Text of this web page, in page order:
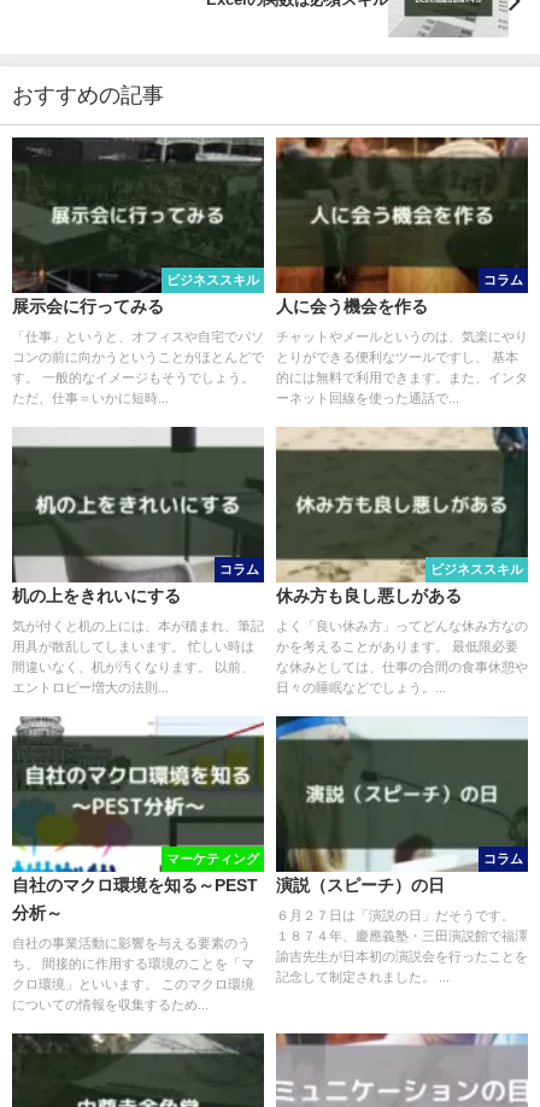
おすすめの記事
ビジネススキル
展示会に行ってみる
「仕事」というと、オフィスや自宅でパソ
コンの前に向かうということがほとんどで
す。 一般的なイメージもそうでしょう。
ただ、仕事＝いかに短時...
コラム
人に会う機会を作る
チャットやメールというのは、気楽にやり
とりができる便利なツールですし、 基本
的には無料で利用できます。また、インタ
ーネット回線を使った通話で...
コラム
机の上をきれいにする
気が付くと机の上には、本が積まれ、筆記
用具が散乱してしまいます。 忙しい時は
間違いなく、机が汚くなります。 以前、
エントロピー増大の法則...
ビジネススキル
休み方も良し悪しがある
よく「良い休み方」ってどんな休み方なの
かを考えることがあります。 最低限必要
な休みとしては、仕事の合間の食事休憩や
日々の睡眠などでしょう。...
マーケティング
自社のマクロ環境を知る～PEST
分析～
自社の事業活動に影響を与える要素のう
ち、 間接的に作用する環境のことを「マ
クロ環境」といいます。 このマクロ環境
についての情報を収集するため...
コラム
演説（スピーチ）の日
６月２７日は「演説の日」だそうです。
１８７４年、慶應義塾・三田演説館で福澤
諭吉先生が日本初の演説会を行ったことを
記念して制定されました。 ...